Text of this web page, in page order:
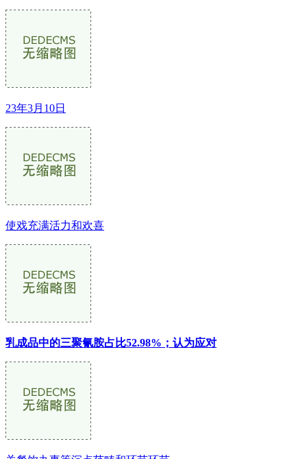
23年3月10日
使戏充满活力和欢喜
乳成品中的三聚氰胺占比52.98%；认为应对